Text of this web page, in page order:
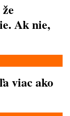
Ak nie,
viac ako